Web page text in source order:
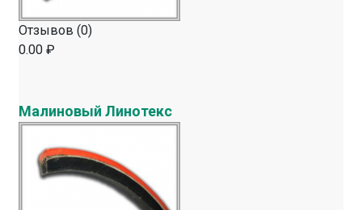
Отзывов (0)
0.00 ₽
Малиновый Линотекс